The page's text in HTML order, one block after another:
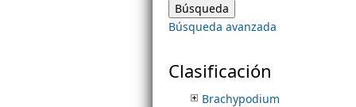
m
e
Búsqueda avanzada
Clasificación
Bonia
Bothriochloa
Brachiaria
Brachyelytrum
Brachypodium